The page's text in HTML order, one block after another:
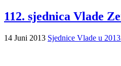
112. sjednica Vlade
14 Juni 2013 Sjednice Vlade u